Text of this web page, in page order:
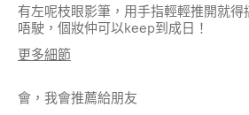
有左呢枝眼影筆，用手指輕輕推開就得
唔駛，個妝仲可以keep到成日！
更多細節
肌膚類型
中性肌膚
會，我會推薦給朋友